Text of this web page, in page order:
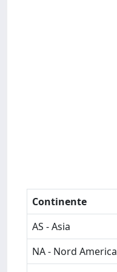
Continente
AS - Asia
NA - Nord America